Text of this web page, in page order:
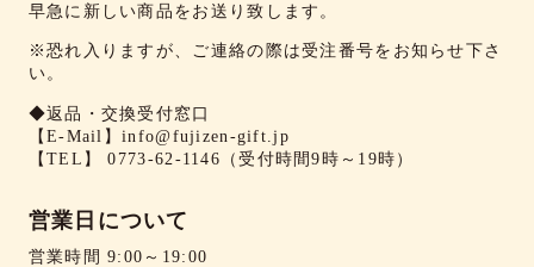
早急に新しい商品をお送り致します。
※恐れ入りますが、ご連絡の際は受注番号をお知らせ下さ
い。
◆返品・交換受付窓口
【E-Mail】info@fujizen-gift.jp
【TEL】0773-62-1146 （受付時間9時～19時）
営業日について
営業時間 9:00～19:00